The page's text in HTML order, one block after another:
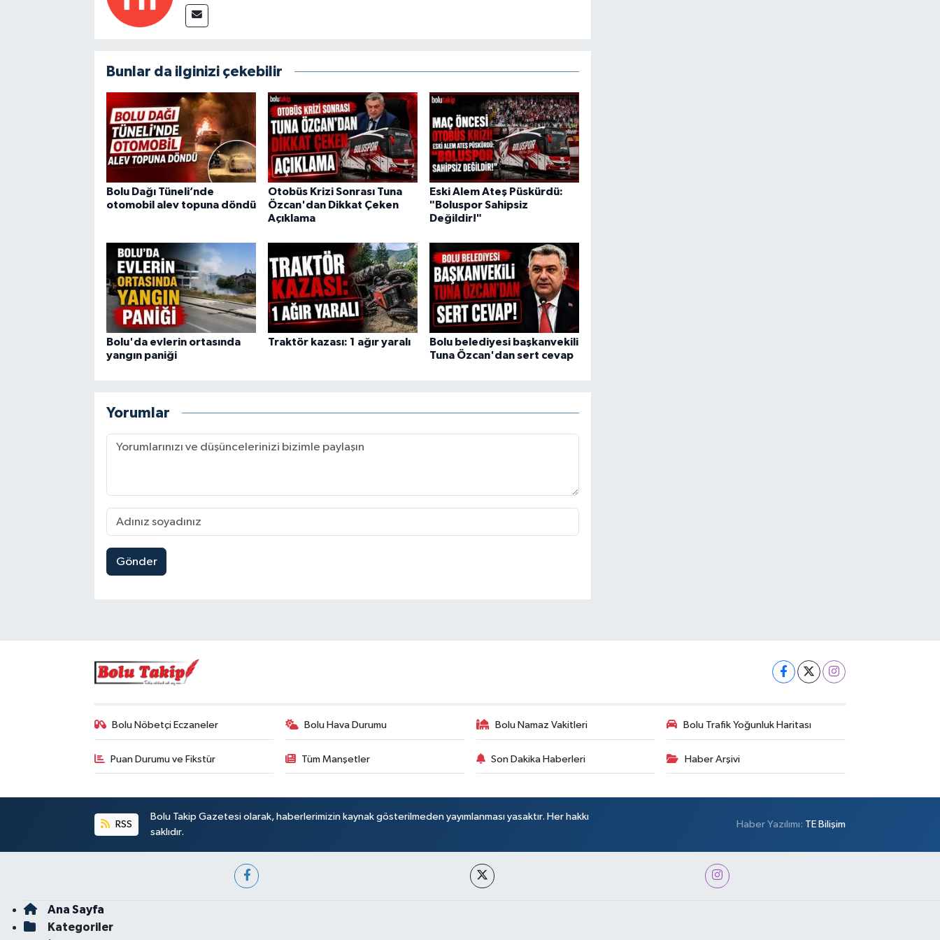
Bunlar da ilginizi çekebilir
Bolu Dağı Tüneli’nde
otomobil alev topuna döndü
Otobüs Krizi Sonrası Tuna
Özcan'dan Dikkat Çeken
Açıklama
Eski Alem Ateş Püskürdü:
"Boluspor Sahipsiz
Değildir!"
Bolu'da evlerin ortasında
yangın paniği
Traktör kazası: 1 ağır yaralı
Bolu belediyesi başkanvekili
Tuna Özcan'dan sert cevap
Yorumlar
Gönder
Bolu Nöbetçi Eczaneler Bolu Hava Durumu Bolu Namaz Vakitleri Bolu Trafik Yoğunluk Haritası
Puan Durumu ve Fikstür Tüm Manşetler Son Dakika Haberleri Haber Arşivi
RSS
Bolu Takip Gazetesi olarak, haberlerimizin kaynak gösterilmeden yayımlanması yasaktır. Her hakkı
saklıdır.
Haber Yazılımı: TE Bilişim
Ana Sayfa
Kategoriler